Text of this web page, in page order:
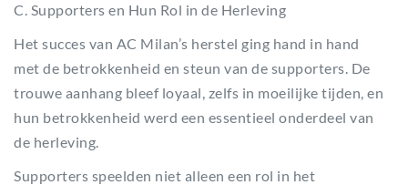
C. Supporters en Hun Rol in de Herleving
Het succes van AC Milan’s herstel ging hand in hand
met de betrokkenheid en steun van de supporters. De
trouwe aanhang bleef loyaal, zelfs in moeilijke tijden, en
hun betrokkenheid werd een essentieel onderdeel van
de herleving.
Supporters speelden niet alleen een rol in het